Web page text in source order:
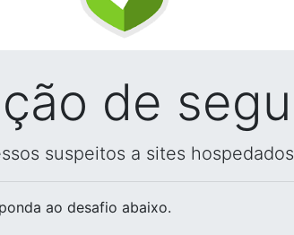
de
suspeitos a sites
ao desafio abaixo.